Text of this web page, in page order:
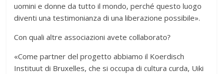
uomini e donne da tutto il mondo, perché questo luogo
diventi una testimonianza di una liberazione possibile».
Con quali altre associazioni avete collaborato?
«Come partner del progetto abbiamo il Koerdisch
Instituut di Bruxelles, che si occupa di cultura curda, Uiki